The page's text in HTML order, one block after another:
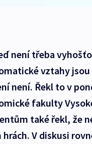
není třeba
vztahy
není. Řekl to v
fakulty
také řekl, že
V diskusi